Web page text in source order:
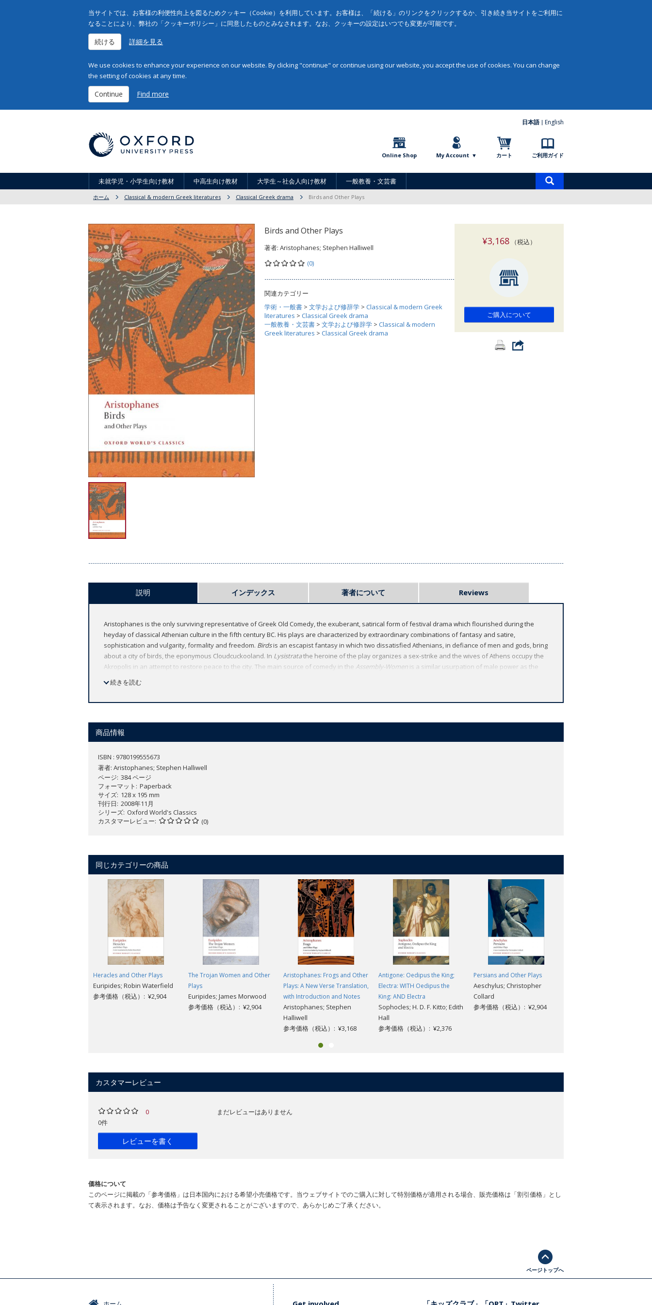
当サイトでは、お客様の利便性向上を図るためクッキー（Cookie）を利用しています。お客様は、「続ける」のリンクをクリックするか、引き続き当サイトをご利用に
なることにより、弊社の「クッキーポリシー」に同意したものとみなされます。なお、クッキーの設定はいつでも変更が可能です。
続ける 詳細を見る
We use cookies to enhance your experience on our website. By clicking "continue" or continue using our website, you accept the use of cookies. You can change
the setting of cookies at any time.
Continue Find more
日本語 English
Online Shop My Account カート ご利用ガイド
未就学児・小学生向け教材 中高生向け教材 大学生～社会人向け教材 一般教養・文芸書
索
ホーム Classical & modern Greek literatures Classical Greek drama Birds and Other Plays
Birds and Other Plays
著者: Aristophanes; Stephen Halliwell
(0)
関連カテゴリー
学術・一般書 > 文学および修辞学 > Classical & modern Greek
literatures > Classical Greek drama
一般教養・文芸書 > 文学および修辞学 > Classical & modern
Greek literatures > Classical Greek drama
¥3,168（税込）
ご購入について
説明 インデックス 著者について Reviews
Aristophanes is the only surviving representative of Greek Old Comedy, the exuberant, satirical form of festival drama which flourished during the
heyday of classical Athenian culture in the fifth century BC. His plays are characterized by extraordinary combinations of fantasy and satire,
sophistication and vulgarity, formality and freedom. Birdsis an escapist fantasy in which two dissatisfied Athenians, in defiance of men and gods, bring
about a city of birds, the eponymous Cloudcuckooland. In Lysistratathe heroine of the play organizes a sex-strike and the wives of Athens occupy the
Akropolis in an attempt to restore peace to the city. The main source of comedy in the Assembly-Women is a similar usurpation of male power as the
god of wealth is cured of his blindness and the remarkable social consequences of his new discrimination are exemplified.
detailed notes.
続きを読む
商品情報
ISBN : 9780199555673
著者: Aristophanes; Stephen Halliwell
ページ 384 ページ
フォーマット
Paperback
サイズ 128 x 195 mm
刊行日 2008年11月
シリーズ Oxford World's Classics
カスタマーレビュー
(0)
同じカテゴリーの商品
Heracles and Other Plays
Euripides; Robin Waterfield
参考価格（税込）: ¥2,904
The Trojan Women and Other
Plays
Euripides; James Morwood
参考価格（税込）: ¥2,904
Aristophanes: Frogs and Other
Plays: A New Verse Translation,
with Introduction and Notes
Aristophanes; Stephen
Halliwell
参考価格（税込）: ¥3,168
Antigone: Oedipus the King;
Electra: WITH Oedipus the
King: AND Electra
Sophocles; H. D. F. Kitto; Edith
Hall
参考価格（税込）: ¥2,376
Persians and Other Plays
Aeschylus; Christopher
Collard
参考価格（税込）: ¥2,904
カスタマーレビュー
0
0件
レビューを書く
まだレビューはありません
価格について
このページに掲載の「参考価格」は日本国内における希望小売価格です。当ウェブサイトでのご購入に対して特別価格が適用される場合、販売価格は「割引価格」とし
て表示されます。なお、価格は予告なく変更されることがございますので、あらかじめご了承ください。
ページトップへ